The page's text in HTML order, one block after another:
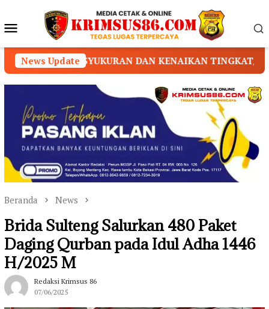
konten Menu
Mobile
News Update
DAN KENAIKAN TINGKAT/SABUK DUGAAN
Beranda News
Brida Sulteng Salurkan 480 Paket
Daging Qurban pada Idul Adha 1446
H/2025 M
Redaksi Krimsus 86
07/06/2025